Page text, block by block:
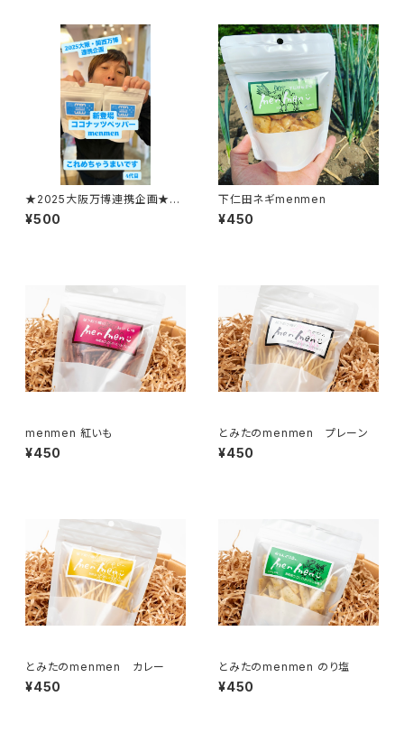
★2025大阪万博連携企画★コ
コナッツペッパーmenmen
¥500
下仁田ネギmenmen
¥450
menmen 紅いも
¥450
とみたのmenmen プレーン
¥450
とみたのmenmen カレー
¥450
とみたのmenmen のり塩
¥450